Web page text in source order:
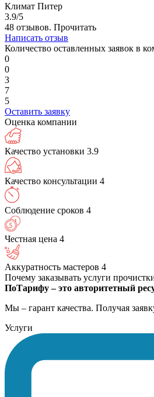
Климат Питер
3.9/5
48 отзывов. Прочитать
Написать отзыв
Количество оставленных заявок в
0
0
3
7
5
Оставить заявку
Оценка компании
Качество установки 3.9
Качество консультации 4
Соблюдение сроков 4
Честная цена 4
Аккуратность мастеров 4
Почему заказывать услуги
ПоТарифу – это авторитетный
Мы – гарант качества. Получая
Услуги